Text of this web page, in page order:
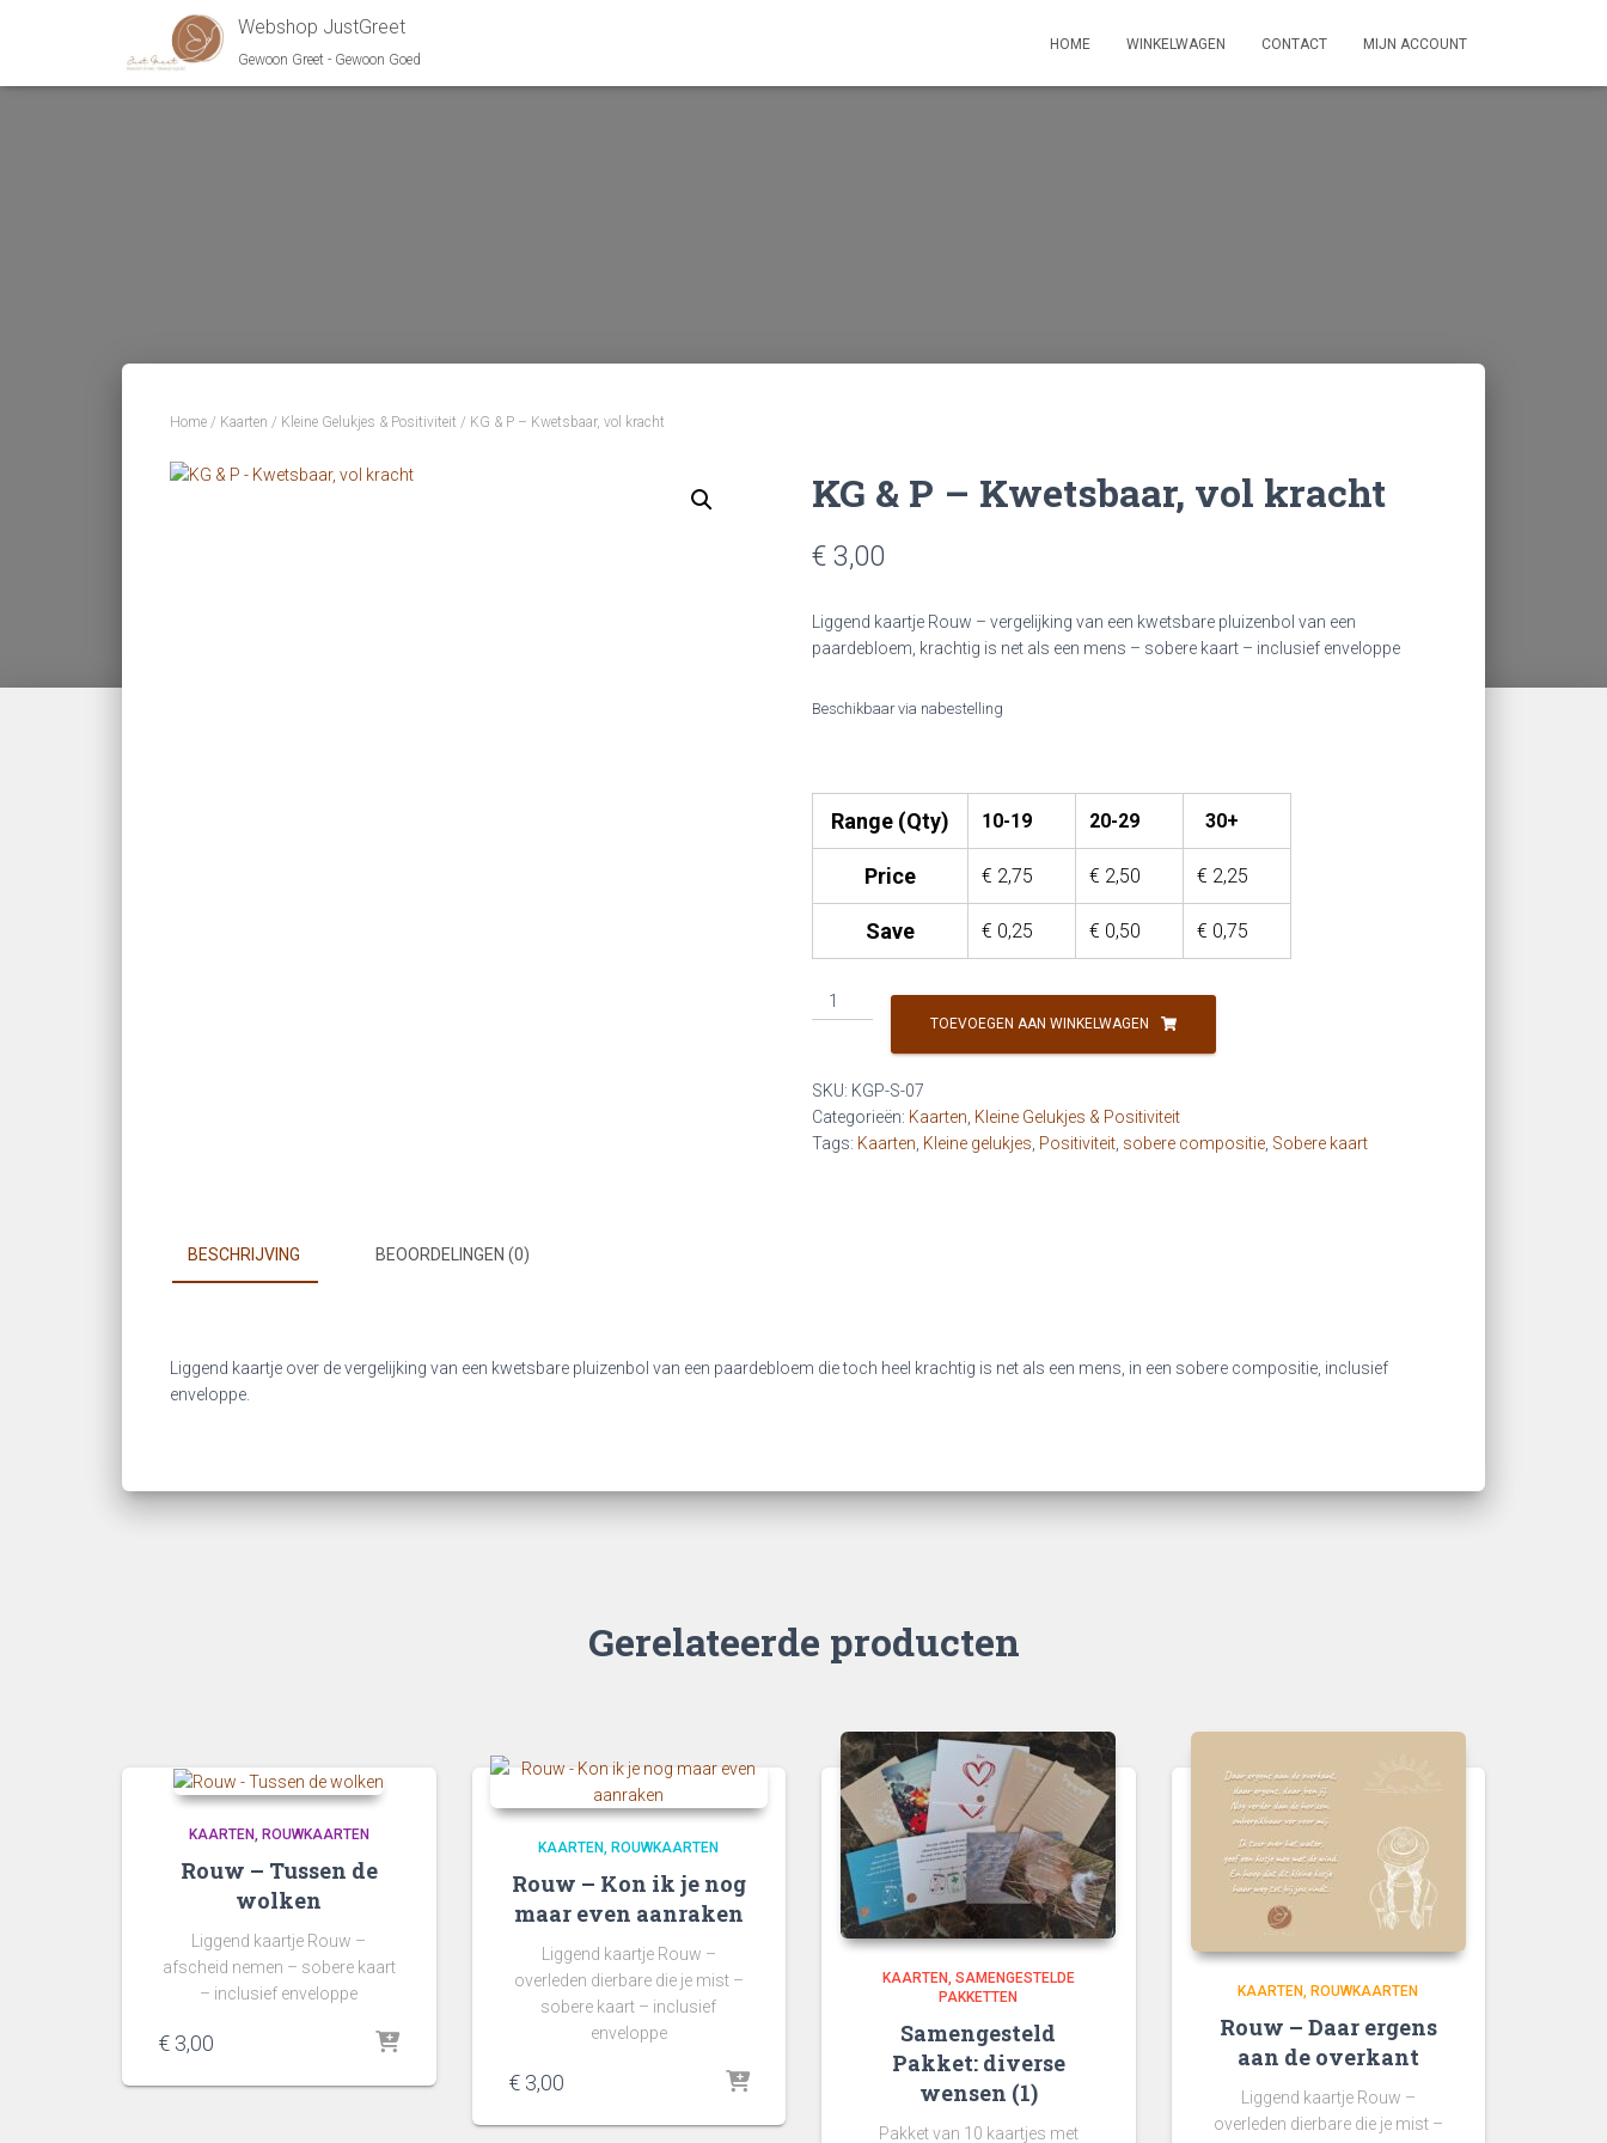
Webshop JustGreet
Gewoon Greet - Gewoon Goed
HOME WINKELWAGEN CONTACT MIJN ACCOUNT
Home / Kaarten / Kleine Gelukjes & Positiviteit / KG & P – Kwetsbaar, vol kracht
KG & P – Kwetsbaar, vol kracht
€ 3,00
Liggend kaartje Rouw – vergelijking van een kwetsbare pluizenbol van een
paardebloem, krachtig is net als een mens – sobere kaart – inclusief enveloppe
Beschikbaar via nabestelling
Range (Qty) 10-19 20-29 30+
Price € 2,75 € 2,50 € 2,25
Save € 0,25 € 0,50 € 0,75
KG
&
Kwetsbaar,
vol
kracht
TOEVOEGEN AAN WINKELWAGEN
SKU: KGP-S-07
Categorieën: Kaarten Kleine Gelukjes & Positiviteit
Tags: Kaarten Kleine gelukjes Positiviteit sobere compositie Sobere kaart
BESCHRIJVING BEOORDELINGEN (0)
Liggend kaartje over de vergelijking van een kwetsbare pluizenbol van een paardebloem die toch heel krachtig is net als een mens, in een sobere compositie, inclusief
enveloppe.
Gerelateerde producten
KAARTEN ROUWKAARTEN
Rouw – Tussen de
wolken
Liggend kaartje Rouw –
afscheid nemen – sobere kaart
– inclusief enveloppe
€ 3,00
KAARTEN ROUWKAARTEN
Rouw – Kon ik je nog
maar even aanraken
Liggend kaartje Rouw –
overleden dierbare die je mist –
sobere kaart – inclusief
enveloppe
€3,00
KAARTEN SAMENGESTELDE
PAKKETTEN
Samengesteld
Pakket: diverse
wensen (1)
Pakket van 10 kaartjes met
KAARTEN ROUWKAARTEN
Rouw – Daar ergens
aan de overkant
Liggend kaartje Rouw –
overleden dierbare die je mist –